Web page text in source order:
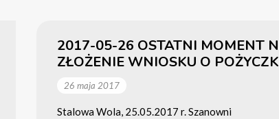
2017-05-26 OSTATNI MOMENT
ZŁOŻENIE WNIOSKU O
26 maja 2017
Stalowa Wola, 25.05.2017 r. Szanowni